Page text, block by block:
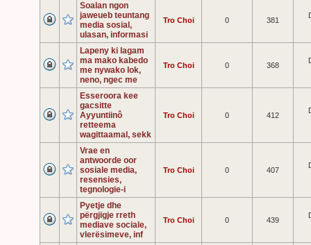
Soalan ngon
jaweueb teuntang
media sosial,
ulasan, informasi
Tro Choi 0 381
Lapeny ki lagam
ma mako kabedo
me nywako lok,
neno, ngec me
Tro Choi 0 368
Esseroora kee
gacsitte
Ayyuntiinô
retteema
wagittaamal, sekk
Tro Choi 0 412
Vrae en
antwoorde oor
sosiale media,
resensies,
tegnologie-i
Tro Choi 0 407
Pyetje dhe
përgjigje rreth
mediave sociale,
vlerësimeve, inf
Tro Choi 0 439